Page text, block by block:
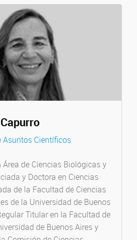
Asuntos Científicos
Área de Ciencias Biológicas y
y Doctora en Ciencias
de la Facultad de Ciencias
de la Universidad de Buenos
Titular en la Facultad de
de Buenos Aires y